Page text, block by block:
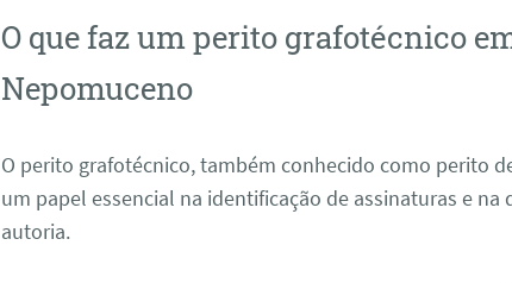
O que faz um perito grafotécnico
Nepomuceno
O perito grafotécnico, também conhecido como perito
um papel essencial na identificação de assinaturas e na
autoria.